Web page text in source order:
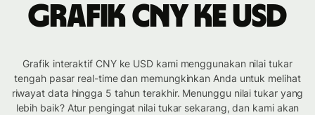
Grafik CNY ke USD
Grafik interaktif CNY ke USD kami menggunakan nilai tukar
tengah pasar real-time dan memungkinkan Anda untuk melihat
riwayat data hingga 5 tahun terakhir. Menunggu nilai tukar yang
lebih baik? Atur pengingat nilai tukar sekarang, dan kami akan